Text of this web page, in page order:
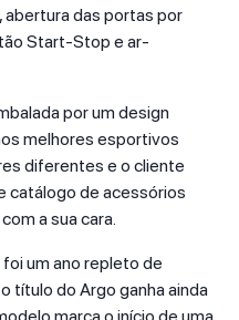
das portas por
Start-Stop e ar-
por um design
melhores esportivos
diferentes e o cliente
catálogo de acessórios
a sua cara.
um ano repleto de
título do Argo ganha ainda
marca o início de uma